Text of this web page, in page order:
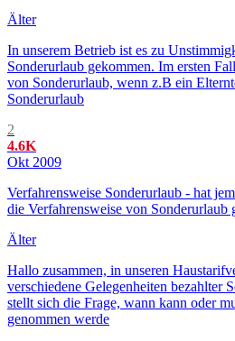
Älter
In unserem Betrieb ist es zu
Sonderurlaub gekommen. Im ersten
von Sonderurlaub, wenn z.B ein
Sonderurlaub
2
4.6K
Okt 2009
Verfahrensweise Sonderurlaub - hat
die Verfahrensweise von Sonderurlaub
Älter
Hallo zusammen, in unseren
verschiedene Gelegenheiten bezahlter
stellt sich die Frage, wann kann oder
genommen werde